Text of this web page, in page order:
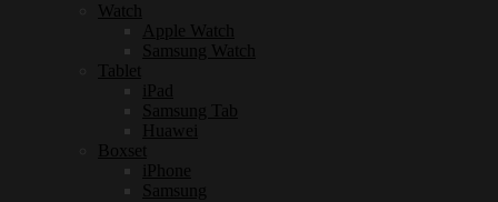
Watch
Apple Watch
Samsung Watch
Tablet
iPad
Samsung Tab
Huawei
Boxset
iPhone
Samsung